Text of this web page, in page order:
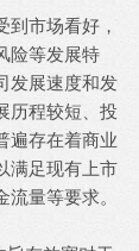
市场看好，
险等发展特
发展速度和发
历程较短、投
遍存在着商业
满足现有上市
量等要求。